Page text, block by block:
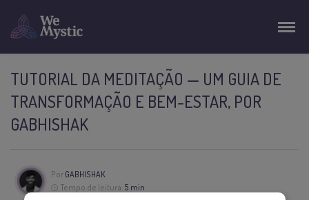
TUTORIAL DA MEDITAÇÃO — UM GUIA DE
TRANSFORMAÇÃO E BEM-ESTAR, POR
GABHISHAK
Por GABHISHAK
Tempo de leitura: 5 min